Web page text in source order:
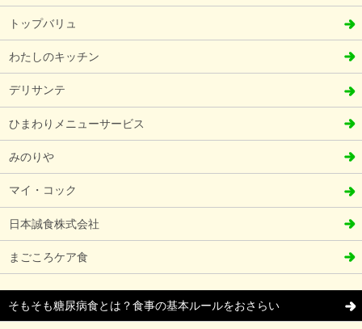
トップバリュ
わたしのキッチン
デリサンテ
ひまわりメニューサービス
みのりや
マイ・コック
日本誠食株式会社
まごころケア食
そもそも糖尿病食とは？食事の基本ルールをおさらい